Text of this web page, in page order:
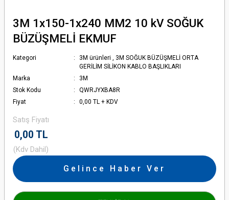
3M 1x150-1x240 MM2 10 kV SOĞUK
BÜZÜŞMELİ EKMUF
Kategori 3M ürünleri , 3M SOĞUK BÜZÜŞMELİ ORTA
GERİLİM SİLİKON KABLO BAŞLIKLARI
Marka
3M
Stok Kodu
QWRJYXBA8R
Fiyat
0,00 TL + KDV
Satış Fiyatı
0,00 TL
(Kdv Dahil)
Gelince Haber Ver